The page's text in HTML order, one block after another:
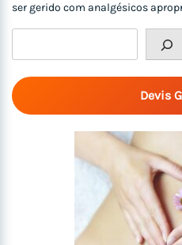
ser gerido com analgésicos
Devis